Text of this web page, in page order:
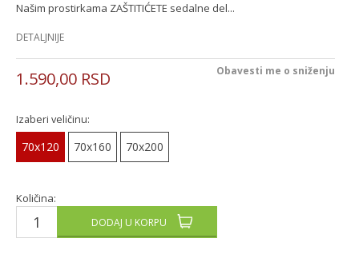
Našim prostirkama ZAŠTITIĆETE sedalne del...
DETALJNIJE
1.590,00 RSD Obavesti me o sniženju
Izaberi veličinu:
70x120 70x160 70x200
Količina:
DODAJ U KORPU